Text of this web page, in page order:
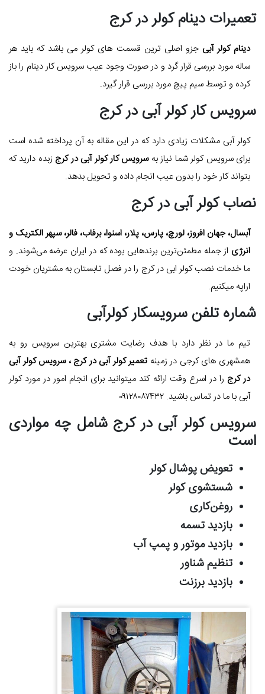
تعمیرات دینام کولر در کرج
دینام کولر آبی جزو اصلی ترین قسمت های کولر می باشد که باید هر
ساله مورد بررسی قرار گرد و در صورت وجود عیب سرویس کار دینام را باز
کرده و توسط سیم پیچ مورد بررسی قرار گیرد.
سرویس کار کولر آبی در کرج
کولر آبی مشکلات زیادی دارد که در این مقاله به آن پرداخته شده است
برای سرویس کولر شما نیاز بهسرویس کار کولر آبی در کرج زبده دارید که
بتواند کار خود را بدون عیب انجام داده و تحویل بدهد.
نصاب کولر آبی در کرج
آبسال، جهان افروز، لورچ، پارس، پلار، اسنوا، برفاب، فالر، سپهر الکتریک و
انرژی از جمله مطمئن‌ترین برندهایی بوده که در ایران عرضه می‌شوند. و
ما خدمات نصب کولر ابی در کرج را در فصل تابستان به مشتریان خودت
اراپه میکنیم.
شماره تلفن سرویسکار کولرآبی
تیم ما در نظر دارد با هدف رضایت مشتری بهترین سرویس رو به
همشهری های کرجی در زمینه تعمیر کولر آبی در کرج ، سرویس کولر آبی
در کرج را در اسرع وقت ارائه کند میتوانید برای انجام امور در مورد کولر
آبی با ما در تماس باشید. ۰۹۱۲۸۰۸۷۴۳۲
سرویس کولر آبی در کرج شامل چه مواردی
است
تعویض پوشال کولر
شستشوی کولر
روغن‌کاری
بازدید تسمه
بازدید موتور و پمپ آب
تنظیم شناور
بازدید برزنت